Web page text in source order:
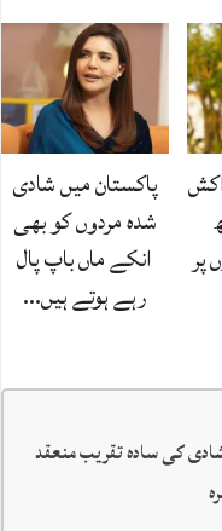
پر
پاکستان میں شادی
شدہ مردوں کو بھی
انکے ماں باپ پال
رہے ہوتے ہیں…
کی سادہ تقریب منعقد